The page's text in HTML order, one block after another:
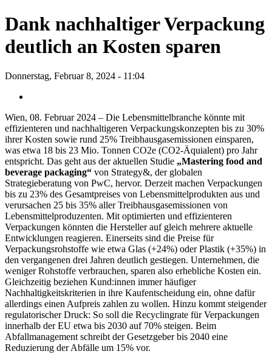
Dank nachhaltiger Verpackung
deutlich an Kosten sparen
Donnerstag, Februar 8, 2024 - 11:04
Wien, 08. Februar 2024 – Die Lebensmittelbranche könnte mit
effizienteren und nachhaltigeren Verpackungskonzepten bis zu 30%
ihrer Kosten sowie rund 25% Treibhausgasemissionen einsparen,
was etwa 18 bis 23 Mio. Tonnen CO2e (CO2-Äquialent) pro Jahr
entspricht. Das geht aus der aktuellen Studie „Mastering food and
beverage packaging“ von Strategy&, der globalen
Strategieberatung von PwC, hervor. Derzeit machen Verpackungen
bis zu 23% des Gesamtpreises von Lebensmittelprodukten aus und
verursachen 25 bis 35% aller Treibhausgasemissionen von
Lebensmittelproduzenten. Mit optimierten und effizienteren
Verpackungen könnten die Hersteller auf gleich mehrere aktuelle
Entwicklungen reagieren. Einerseits sind die Preise für
Verpackungsrohstoffe wie etwa Glas (+24%) oder Plastik (+35%) in
den vergangenen drei Jahren deutlich gestiegen. Unternehmen, die
weniger Rohstoffe verbrauchen, sparen also erhebliche Kosten ein.
Gleichzeitig beziehen Kund:innen immer häufiger
Nachhaltigkeitskriterien in ihre Kaufentscheidung ein, ohne dafür
allerdings einen Aufpreis zahlen zu wollen. Hinzu kommt steigender
regulatorischer Druck: So soll die Recyclingrate für Verpackungen
innerhalb der EU etwa bis 2030 auf 70% steigen. Beim
Abfallmanagement schreibt der Gesetzgeber bis 2040 eine
Reduzierung der Abfälle um 15% vor.